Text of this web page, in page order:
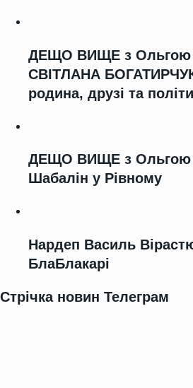
ДЕЩО ВИЩЕ з Ольгою
СВІТЛАНА
родина, друзі та
ДЕЩО ВИЩЕ з Ольгою
Шабалін у Рівному
Нардеп Василь
БлаБлакарі
Стрічка новин Телеграм